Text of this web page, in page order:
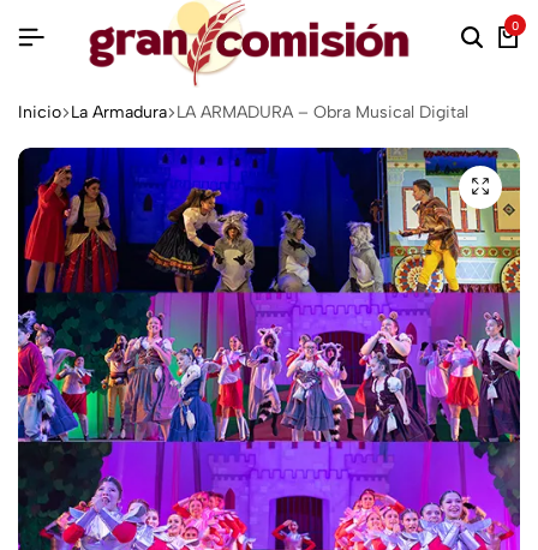
0
Inicio La Armadura LA ARMADURA – Obra Musical Digital